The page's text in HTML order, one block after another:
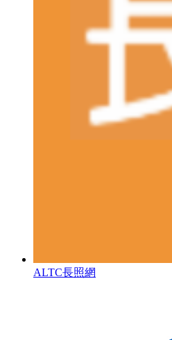
ALTC長照網